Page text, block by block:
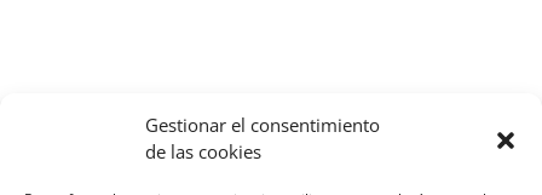
Gestionar el consentimiento
de las cookies